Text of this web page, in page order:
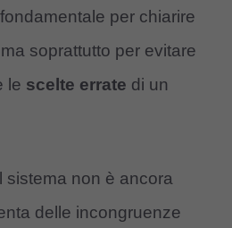
per chiarire
soprattutto per evitare
le scelte errate di un
sistema non è ancora
delle incongruenze